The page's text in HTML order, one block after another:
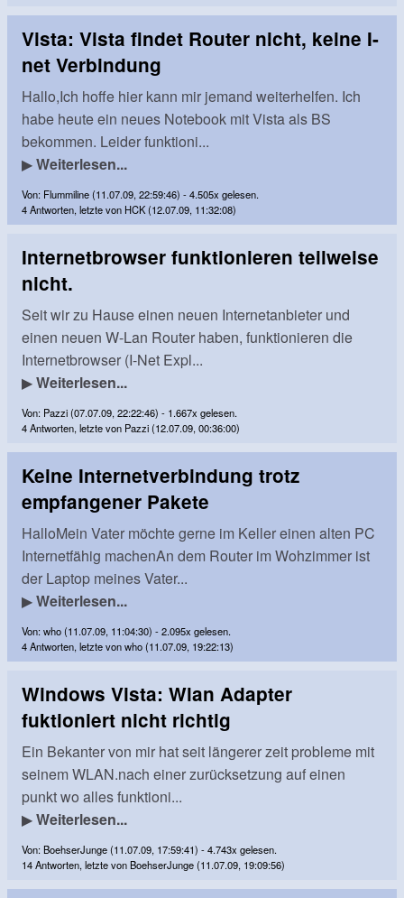
Vista: Vista findet Router nicht, keine I-
net Verbindung
Hallo,Ich hoffe hier kann mir jemand weiterhelfen. Ich
habe heute ein neues Notebook mit Vista als BS
bekommen. Leider funktioni...
▶Weiterlesen...
Von: Flummiline (11.07.09, 22:59:46) - 4.505x gelesen.
4 Antworten, letzte von HCK (12.07.09, 11:32:08)
Internetbrowser funktionieren teilweise
nicht.
Seit wir zu Hause einen neuen Internetanbieter und
einen neuen W-Lan Router haben, funktionieren die
Internetbrowser (I-Net Expl...
▶Weiterlesen...
Von: Pazzi (07.07.09, 22:22:46) - 1.667x gelesen.
4 Antworten, letzte von Pazzi (12.07.09, 00:36:00)
Keine Internetverbindung trotz
empfangener Pakete
HalloMein Vater möchte gerne im Keller einen alten PC
Internetfähig machenAn dem Router im Wohzimmer ist
der Laptop meines Vater...
▶Weiterlesen...
Von: who (11.07.09, 11:04:30) - 2.095x gelesen.
4 Antworten, letzte von who (11.07.09, 19:22:13)
Windows Vista: Wlan Adapter
fuktioniert nicht richtig
Ein Bekanter von mir hat seit längerer zeit probleme mit
seinem WLAN.nach einer zurücksetzung auf einen
punkt wo alles funktioni...
▶Weiterlesen...
Von: BoehserJunge (11.07.09, 17:59:41) - 4.743x gelesen.
14 Antworten, letzte von BoehserJunge (11.07.09, 19:09:56)